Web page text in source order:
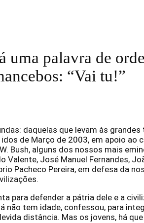
uma palavra de
“Vai tu!”
daquelas que levam às
de Março de 2003, em apoio ao
Bush, alguns dos nossos mais
Valente, José Manuel Fernandes,
Pacheco Pereira, em defesa da
para defender a pátria dele e a
não tem idade, confessou, para
distância. Mas os jovens, há